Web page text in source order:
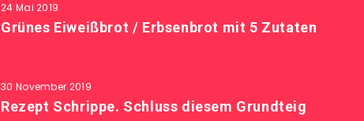
24 Mai 2019
Grünes Eiweißbrot / Erbsenbrot mit 5 Zutaten
30 November 2019
Rezept Schrippe. Schluss diesem Grundteig